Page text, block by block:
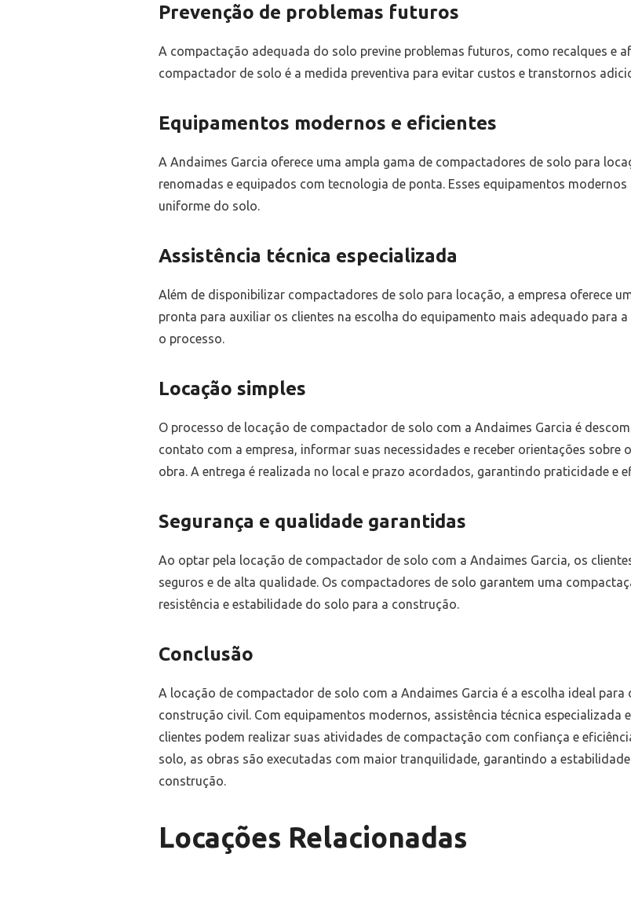
Prevenção de problemas futuros
A compactação adequada do solo previne problemas futuros, como recalques e
compactador de solo é a medida preventiva para evitar custos e transtornos
Equipamentos modernos e eficientes
A Andaimes Garcia oferece uma ampla gama de compactadores de solo para
renomadas e equipados com tecnologia de ponta. Esses equipamentos
uniforme do solo.
Assistência técnica especializada
Além de disponibilizar compactadores de solo para locação, a empresa oferece
pronta para auxiliar os clientes na escolha do equipamento mais adequado para
o processo.
Locação simples
O processo de locação de compactador de solo com a Andaimes Garcia é
contato com a empresa, informar suas necessidades e receber orientações
obra. A entrega é realizada no local e prazo acordados, garantindo praticidade e
Segurança e qualidade garantidas
Ao optar pela locação de compactador de solo com a Andaimes Garcia, os
seguros e de alta qualidade. Os compactadores de solo garantem uma
resistência e estabilidade do solo para a construção.
Conclusão
A locação de compactador de solo com a Andaimes Garcia é a escolha ideal
construção civil. Com equipamentos modernos, assistência técnica especializada
clientes podem realizar suas atividades de compactação com confiança e
solo, as obras são executadas com maior tranquilidade, garantindo a
construção.
Locações Relacionadas